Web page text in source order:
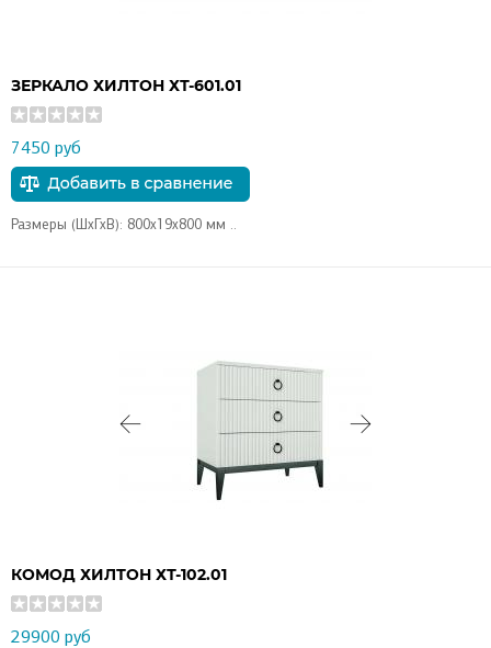
ЗЕРКАЛО ХИЛТОН ХТ-601.01
7450 руб
Размеры (ШхГхВ): 800х19х800 мм ..
КОМОД ХИЛТОН ХТ-102.01
29900 руб